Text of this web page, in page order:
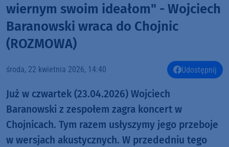
wiernym swoim ideałom" - Wojciech
Baranowski wraca do Chojnic
(ROZMOWA)
środa, 22 kwietnia 2026, 14:40 Udostępnij
Już w czwartek (23.04.2026) Wojciech
Baranowski z zespołem zagra koncert w
Chojnicach. Tym razem usłyszymy jego przeboje
w wersjach akustycznych. W przededniu tego